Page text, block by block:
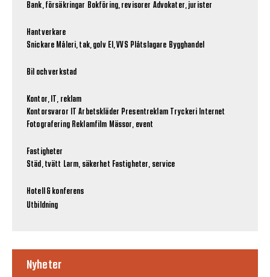
Bank, försäkringar Bokföring, revisorer Advokater, jurister
Hantverkare
Snickare Måleri, tak, golv El, VVS Plåtslagare Bygghandel
Bil och verkstad
Kontor, IT, reklam
Kontorsvaror IT Arbetskläder Presentreklam Tryckeri Internet
Fotografering Reklamfilm Mässor, event
Fastigheter
Städ, tvätt Larm, säkerhet Fastigheter, service
Hotell & konferens
Utbildning
Nyheter